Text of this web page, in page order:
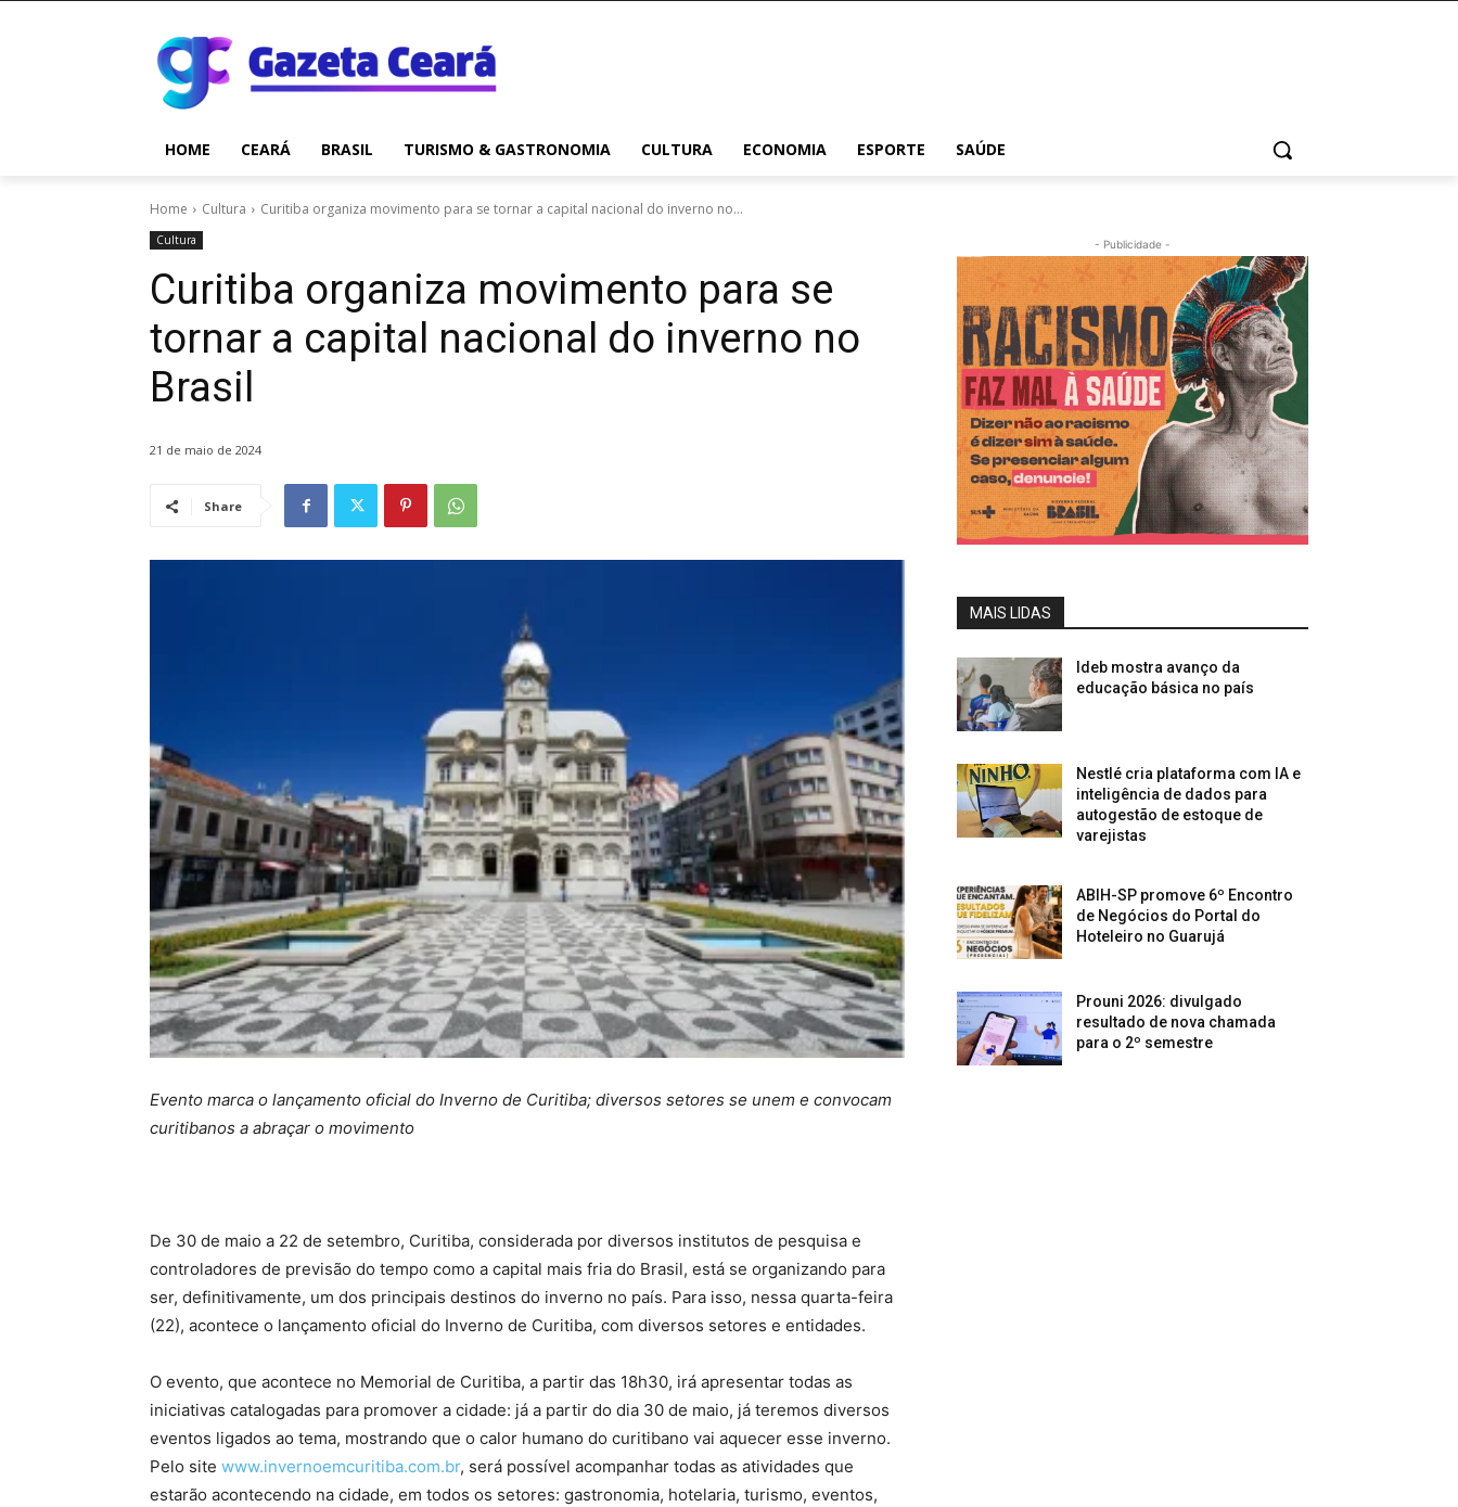
HOME CEARÁ BRASIL TURISMO & GASTRONOMIA CULTURA ECONOMIA ESPORTE SAÚDE
Home Cultura Curitiba organiza movimento para se tornar a capital nacional do inverno no...
Cultura
Curitiba organiza movimento para se
tornar a capital nacional do inverno no
Brasil
21 de maio de 2024
Share
Evento marca o lançamento oficial do Inverno de Curitiba; diversos setores se unem e convocam
curitibanos a abraçar o movimento
De 30 de maio a 22 de setembro, Curitiba, considerada por diversos institutos de pesquisa e
controladores de previsão do tempo como a capital mais fria do Brasil, está se organizando para
ser, definitivamente, um dos principais destinos do inverno no país. Para isso, nessa quarta-feira
(22), acontece o lançamento oficial do Inverno de Curitiba, com diversos setores e entidades.
O evento, que acontece no Memorial de Curitiba, a partir das 18h30, irá apresentar todas as
iniciativas catalogadas para promover a cidade: já a partir do dia 30 de maio, já teremos diversos
eventos ligados ao tema, mostrando que o calor humano do curitibano vai aquecer esse inverno.
Pelo site www.invernoemcuritiba.com.br, será possível acompanhar todas as atividades que
estarão acontecendo na cidade, em todos os setores: gastronomia, hotelaria, turismo, eventos,
- Publicidade -
MAIS LIDAS
Ideb mostra avanço da
educação básica no país
Nestlé cria plataforma com IA e
inteligência de dados para
autogestão de estoque de
varejistas
ABIH-SP promove 6º Encontro
de Negócios do Portal do
Hoteleiro no Guarujá
Prouni 2026: divulgado
resultado de nova chamada
para o 2º semestre